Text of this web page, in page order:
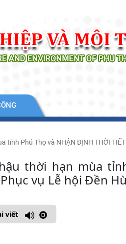
tỉnh Phú Thọ và NHẬN ĐỊNH THỜI TIẾT
thời hạn mùa
vụ Lễ hội Đền
viết